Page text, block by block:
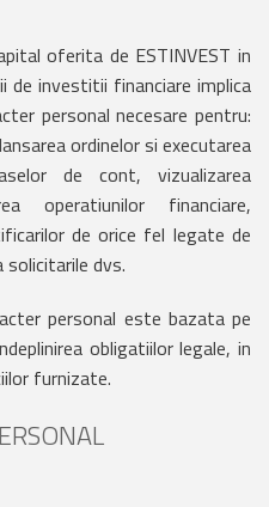
oferita de ESTINVEST in
investitii financiare implica
personal necesare pentru:
ordinelor si executarea
de cont, vizualizarea
operatiunilor financiare,
de orice fel legate de
solicitarile dvs.
personal este bazata pe
obligatiilor legale, in
furnizate.